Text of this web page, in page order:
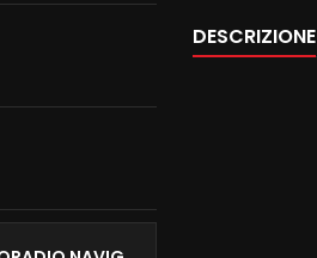
DESCRIZIONE